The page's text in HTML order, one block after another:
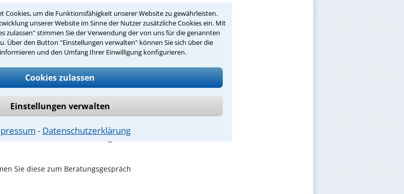
Cookies, um die Funktionsfähigkeit unserer Website zu gewährleisten.
unserer Website im Sinne der Nutzer zusätzliche Cookies ein. Mit
zulassen" stimmen Sie der Verwendung der von uns für die genannten
Über den Button "Einstellungen verwalten" können Sie sich über die
und den Umfang Ihrer Einwilligung konfigurieren.
Cookies zulassen
Einstellungen verwalten
⁃ Datenschutzerklärung
in Frankfurt am
für Verfassungsrecht in Frankfurt
zu schildern, sodass Sie eine
erhalten. In diesem
weitere Vorgehensweise in Ihrem
Anwalt vorbereiten?
oder Briefe sowie die
geben, ob der Gegner Fristen
für den Fall von Bedeutung
Sie diese zum Beratungsgespräch